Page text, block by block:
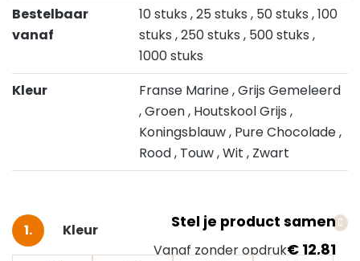
Bestelbaar
vanaf
10 stuks , 25 stuks , 50 stuks , 100
stuks , 250 stuks , 500 stuks ,
1000 stuks
Kleur
Franse Marine, Grijs Gemeleerd
, Groen, Houtskool Grijs ,
Koningsblauw, Pure Chocolade,
Rood, Touw, Wit , Zwart
Stel je product samen
Vanaf zonder opdruk€ 12,81
Selecteer
Kleur